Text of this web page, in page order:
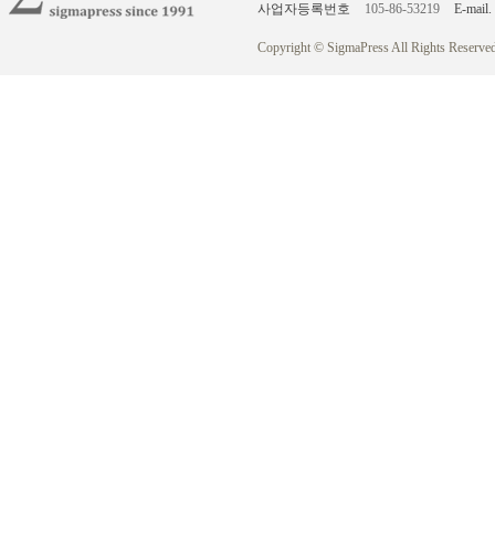
사업자등록번호
105-86-53219 E-mail.
Copyright © SigmaPress All Rights